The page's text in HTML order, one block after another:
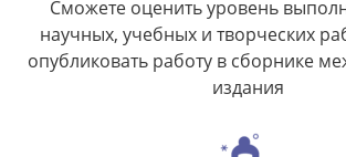
Сможете оценить уровень
научных, учебных и творческих
опубликовать работу в сборнике
издания